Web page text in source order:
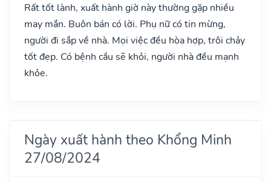
Rất tốt lành, xuất hành giờ này thường gặp nhiều
may mắn. Buôn bán có lời. Phụ nữ có tin mừng,
người đi sắp về nhà. Mọi việc đều hòa hợp, trôi chảy
tốt đẹp. Có bệnh cầu sẽ khỏi, người nhà đều mạnh
khỏe.
Ngày xuất hành theo Khổng Minh
27/08/2024